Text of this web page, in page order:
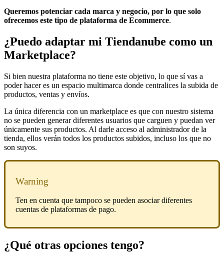
Queremos potenciar cada marca y negocio, por lo que solo
ofrecemos este tipo de plataforma de Ecommerce.
¿Puedo adaptar mi Tiendanube como un
Marketplace?
Si bien nuestra plataforma no tiene este objetivo, lo que sí vas a
poder hacer es un espacio multimarca donde centralices la subida de
productos, ventas y envíos.
La única diferencia con un marketplace es que con nuestro sistema
no se pueden generar diferentes usuarios que carguen y puedan ver
únicamente sus productos. Al darle acceso al administrador de la
tienda, ellos verán todos los productos subidos, incluso los que no
son suyos.
Warning
Ten en cuenta que tampoco se pueden asociar diferentes
cuentas de plataformas de pago.
¿Qué otras opciones tengo?